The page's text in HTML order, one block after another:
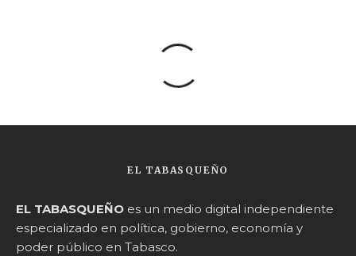
EL TABASQUEÑO
EL TABASQUEÑO es un medio digital independiente
especializado en política, gobierno, economía y
poder público en Tabasco.